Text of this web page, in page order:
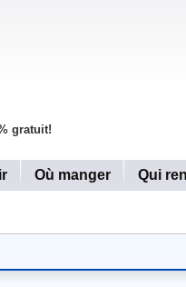
gratuit!
Où manger Qui